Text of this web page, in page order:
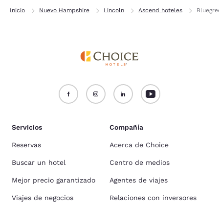
Inicio Nuevo Hampshire Lincoln Ascend hoteles
Servicios
Reservas
Buscar un hotel
Mejor precio garantizado
Viajes de negocios
Compañía
Acerca de Choice
Centro de medios
Agentes de viajes
Relaciones con inversores